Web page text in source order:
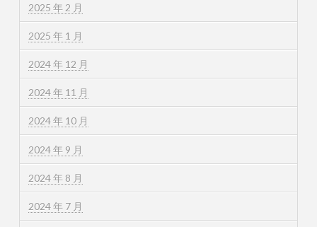
2025 年 2 月
2025 年 1 月
2024 年 12 月
2024 年 11 月
2024 年 10 月
2024 年 9 月
2024 年 8 月
2024 年 7 月